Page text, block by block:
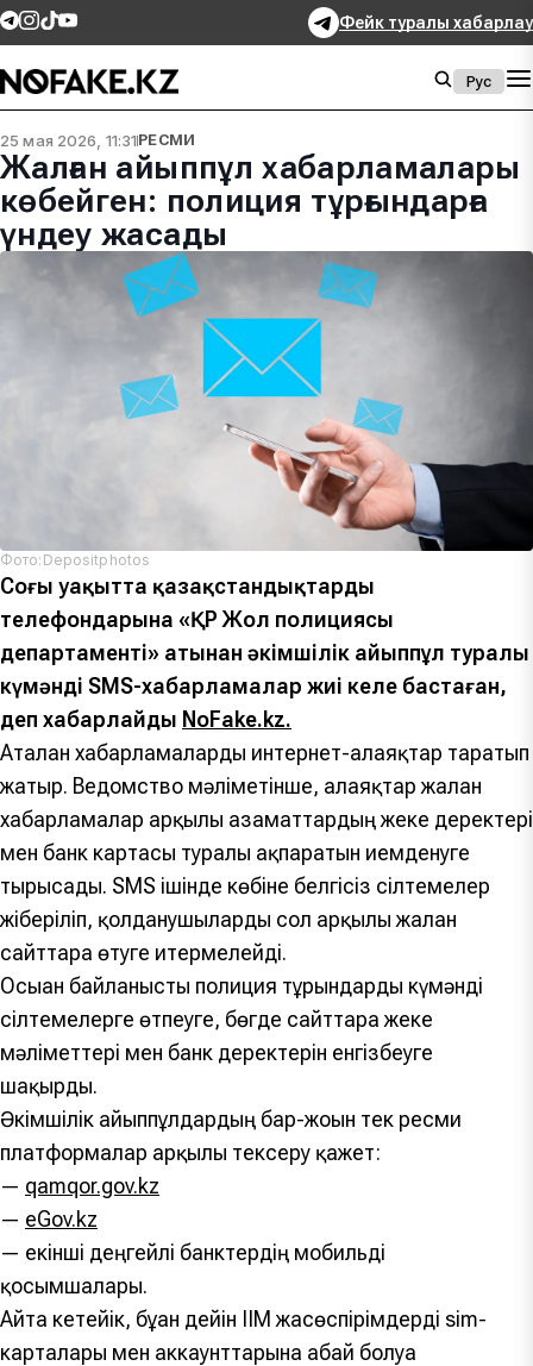
Фейк туралы хабарлау
Рус
25 мая 2026, 11:31РЕСМИ
Жалған айыппұл хабарламалары
көбейген: полиция тұрғындарға
үндеу жасады
Фото:Depositphotos
Соңғы уақытта қазақстандықтардың
телефондарына «ҚР Жол полициясы
департаменті» атынан әкімшілік айыппұл туралы
күмәнді SMS-хабарламалар жиі келе бастаған,
деп хабарлайды NoFake.kz.
Аталған хабарламаларды интернет-алаяқтар таратып
жатыр. Ведомство мәліметінше, алаяқтар жалған
хабарламалар арқылы азаматтардың жеке деректері
мен банк картасы туралы ақпаратын иемденуге
тырысады. SMS ішінде көбіне белгісіз сілтемелер
жіберіліп, қолданушыларды сол арқылы жалған
сайттарға өтуге итермелейді.
Осыған байланысты полиция тұрғындарды күмәнді
сілтемелерге өтпеуге, бөгде сайттарға жеке
мәліметтері мен банк деректерін енгізбеуге
шақырды.
Әкімшілік айыппұлдардың бар-жоғын тек ресми
платформалар арқылы тексеру қажет:
— qamqor.gov.kz
— eGov.kz
— екінші деңгейлі банктердің мобильді
қосымшалары.
Айта кетейік, бұған дейін ІІМ жасөспірімдерді sim-
карталары мен аккаунттарына абай болуға